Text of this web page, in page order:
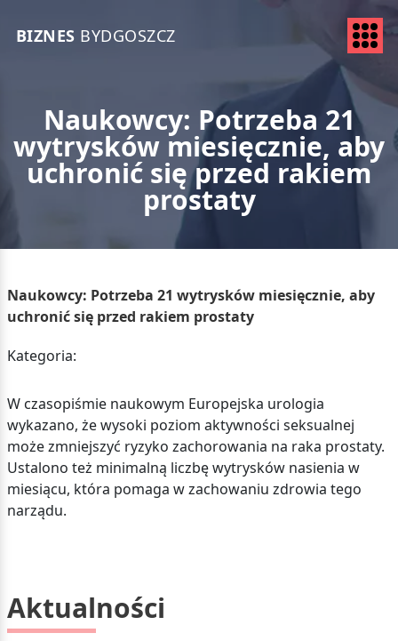
BIZNES BYDGOSZCZ
Naukowcy: Potrzeba 21
wytrysków miesięcznie, aby
uchronić się przed rakiem
prostaty
Naukowcy: Potrzeba 21 wytrysków miesięcznie, aby
uchronić się przed rakiem prostaty
Kategoria:
W czasopiśmie naukowym Europejska urologia
wykazano, że wysoki poziom aktywności seksualnej
może zmniejszyć ryzyko zachorowania na raka prostaty.
Ustalono też minimalną liczbę wytrysków nasienia w
miesiącu, która pomaga w zachowaniu zdrowia tego
narządu.
Aktualności